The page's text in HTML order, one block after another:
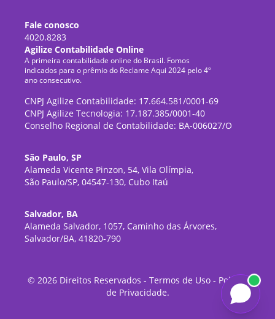
Fale conosco
4020.8283
Agilize Contabilidade Online
A primeira contabilidade online do Brasil. Fomos
indicados para o prêmio do Reclame Aqui 2024 pelo 4º
ano consecutivo.
CNPJ Agilize Contabilidade: 17.664.581/0001-69
CNPJ Agilize Tecnologia: 17.187.385/0001-40
Conselho Regional de Contabilidade: BA-006027/O
São Paulo, SP
Alameda Vicente Pinzon, 54, Vila Olímpia,
São Paulo/SP, 04547-130, Cubo Itaú
Salvador, BA
Alameda Salvador, 1057, Caminho das Árvores,
Salvador/BA, 41820-790
© 2026Direitos Reservados - Termos de Uso- Política
de Privacidade.